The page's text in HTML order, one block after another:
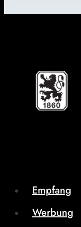
Empfang
Werbung